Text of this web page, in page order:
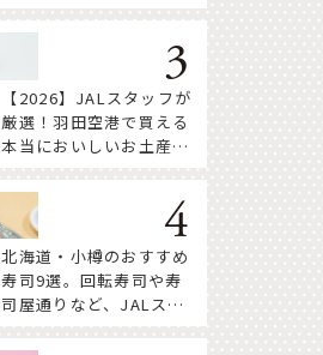
【2026】JALスタッフが
厳選！羽田空港で買える
本当においしいお土産18
北海道・小樽のおすすめ
寿司9選。回転寿司や寿
司屋通りなど、JALスタ